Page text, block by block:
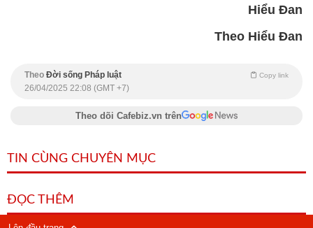
Hiểu Đan
Theo Hiểu Đan
Theo Đời sống Pháp luật Copy link
26/04/2025 22:08 (GMT +7)
Theo dõi Cafebiz.vn trên
TIN CÙNG CHUYÊN MỤC
ĐỌC THÊM